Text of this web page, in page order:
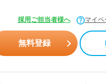
採用ご担当者様へ マイペ
無料登録